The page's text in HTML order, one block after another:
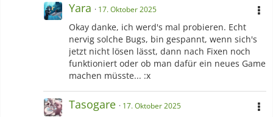
Falls ihr gerne Fanfictions lest, schaut rein, ich/wir freuen uns
(auch über Kommis, geht auch für nicht angemeldete Leute
auf FF.de ^-^)
Die linke Seite sind meine eigenen FFs und die rechte die
Partner-FFs mit
Yara 17. Oktober 2025
Okay danke, ich werd's mal probieren. Echt
nervig solche Bugs, bin gespannt, wenn sich's
jetzt nicht lösen lässt, dann nach Fixen noch
funktioniert oder ob man dafür ein neues Game
machen müsste... :x
Tasogare 17. Oktober 2025